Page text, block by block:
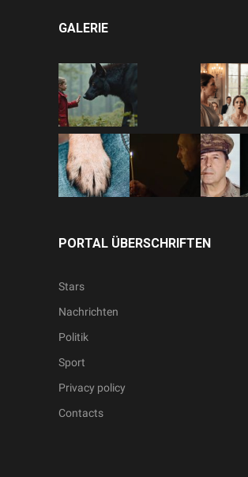
GALERIE
PORTAL ÜBERSCHRIFTEN
Stars
Nachrichten
Politik
Sport
Privacy policy
Contacts